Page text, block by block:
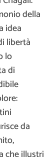
della
idea
libertà
lo
di
da